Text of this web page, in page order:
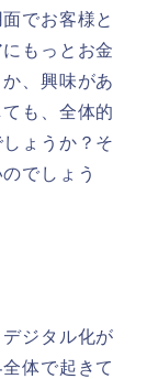
でお客様と
もっとお金
、興味があ
も、全体的
ょうか？そ
でしょう
ジタル化が
体で起きて